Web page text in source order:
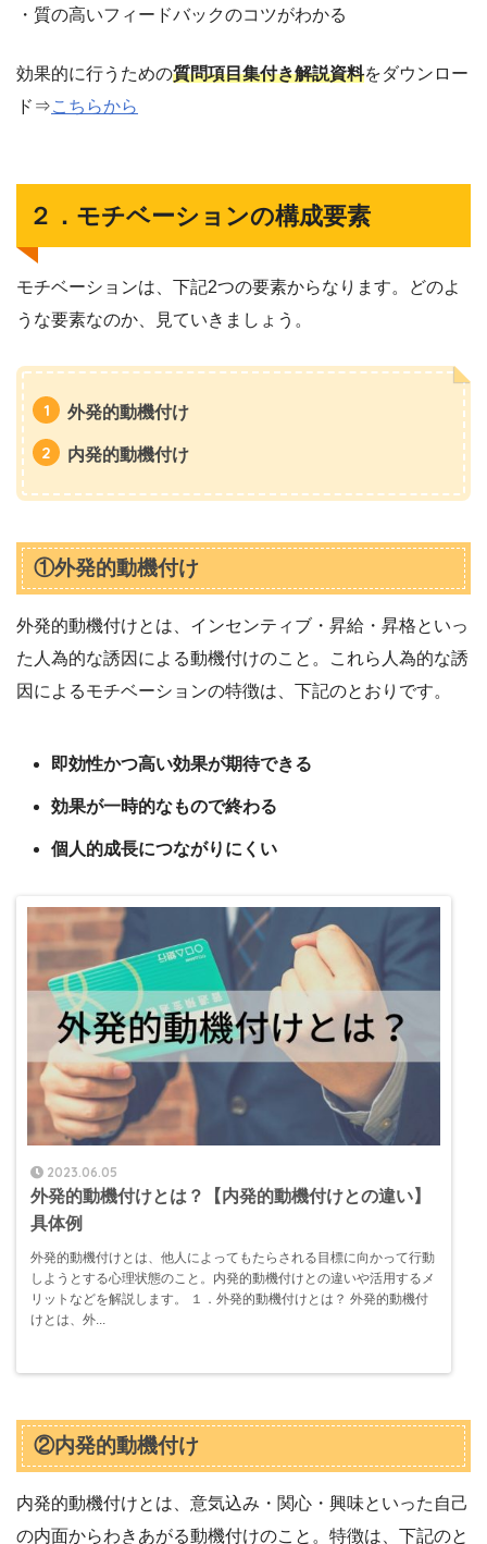
・質の高いフィードバックのコツがわかる
効果的に行うための質問項目集付き解説資料をダウンロー
ド⇒こちらから
２．モチベーションの構成要素
モチベーションは、下記2つの要素からなります。どのよ
うな要素なのか、見ていきましょう。
外発的動機付け
内発的動機付け
①外発的動機付け
外発的動機付けとは、インセンティブ・昇給・昇格といっ
た人為的な誘因による動機付けのこと。これら人為的な誘
因によるモチベーションの特徴は、下記のとおりです。
即効性かつ高い効果が期待できる
効果が一時的なもので終わる
個人的成長につながりにくい
2023.06.05
外発的動機付けとは？【内発的動機付けとの違い】
具体例
外発的動機付けとは、他人によってもたらされる目標に向かって行動
しようとする心理状態のこと。内発的動機付けとの違いや活用するメ
リットなどを解説します。 １．外発的動機付けとは？ 外発的動機付
けとは、外...
②内発的動機付け
内発的動機付けとは、意気込み・関心・興味といった自己
の内面からわきあがる動機付けのこと。特徴は、下記のと